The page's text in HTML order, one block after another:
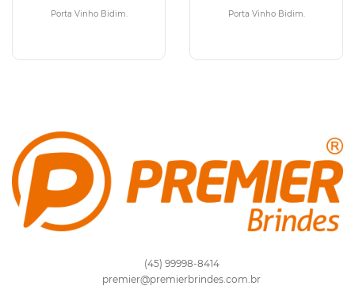
Porta Vinho Bidim. Porta Vinho Bidim.
(45) 99998-8414
premier@premierbrindes.com.br